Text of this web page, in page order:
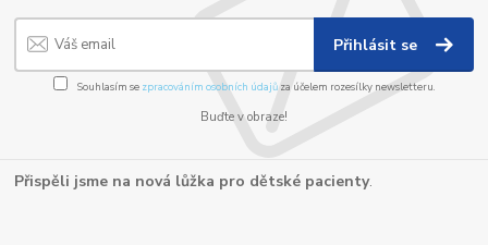
Přihlásit se
Souhlasím se zpracováním osobních údajůza účelem rozesílky newsletteru.
Buďte v obraze!
Přispěli jsme na nová lůžka pro dětské pacienty.